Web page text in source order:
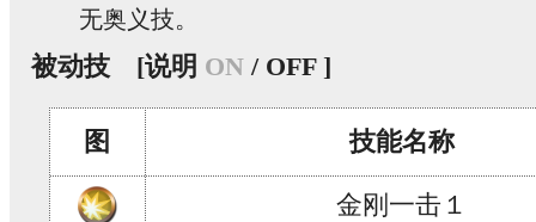
无奥义技。
被动技 [说明 ON / OFF ]
图 技能名称
金刚一击１